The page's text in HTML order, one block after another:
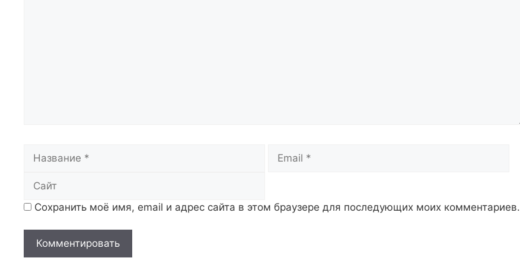
Сохранить моё имя, email и адрес сайта в этом браузере для последующих моих комментариев.